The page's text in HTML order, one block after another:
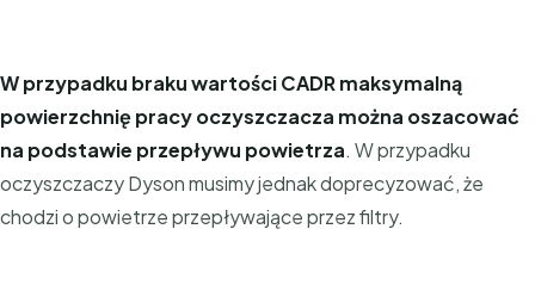
W przypadku braku wartości CADR maksymalną
powierzchnię pracy oczyszczacza można oszacować
na podstawie przepływu powietrza. W przypadku
oczyszczaczy Dyson musimy jednak doprecyzować, że
chodzi o powietrze przepływające przez filtry.